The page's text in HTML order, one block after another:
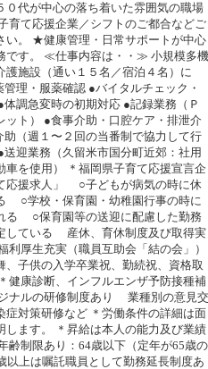
代が中心の落ち着いた雰囲気の職場
育て応援企業／シフトのご都合などご
い。 ★健康管理・日常サポートが中心
です。 ≪仕事内容は・・≫ 小規模多機
護施設（通い１５名／宿泊４名）に
管理・服薬確認 ●バイタルチェック・
体調急変時の初期対応 ●記録業務（Ｐ
ット） ●食事介助・口腔ケア・排泄介
助（週１〜２回の当番制で協力して行
送迎業務（久留米市国分町近郊：社用
車を使用） ＊福岡県子育て応援宣言企
応援求人」 ○子どもが病気の時に休
○学校・保育園・幼稚園行事の時に
る ○保育園等の送迎に配慮した勤務
している 産休、育休制度及び取得実
利厚生充実（職員互助会「結の会」）
子供の入学卒業祝、勤続祝、資格取
康診断、インフルエンザ予防接種補
ナルの研修制度あり 業種別の意見交
症対策研修など ＊労働条件の詳細は面
します。 ＊昇給は本人の能力及び業績
齢制限あり：64歳以下（定年が65歳の
以上は嘱託職員として勤務延長制度あ